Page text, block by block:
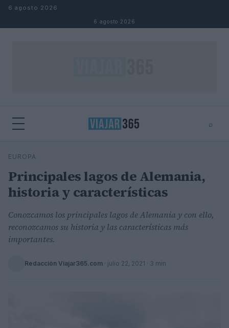
Saltar al contenido
6 agosto 2026
6 agosto 2026
⌕
Buscar
EUROPA
Principales lagos de Alemania,
historia y características
Conozcamos los principales lagos de Alemania y con ello,
reconozcamos su historia y las características más
importantes.
Redacción Viajar365.com · julio 22, 2021 · 3 min